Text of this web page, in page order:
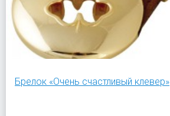
Брелок «Очень счастливый клевер»